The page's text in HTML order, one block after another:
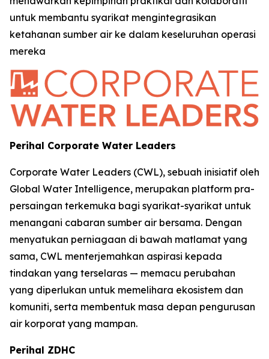
untuk membantu syarikat mengintegrasikan
ketahanan sumber air ke dalam keseluruhan operasi
mereka
Perihal Corporate Water Leaders
Corporate Water Leaders (CWL), sebuah inisiatif oleh
Global Water Intelligence, merupakan platform pra-
persaingan terkemuka bagi syarikat-syarikat untuk
menangani cabaran sumber air bersama. Dengan
menyatukan perniagaan di bawah matlamat yang
sama, CWL menterjemahkan aspirasi kepada
tindakan yang terselaras — memacu perubahan
yang diperlukan untuk memelihara ekosistem dan
komuniti, serta membentuk masa depan pengurusan
air korporat yang mampan.
Perihal ZDHC